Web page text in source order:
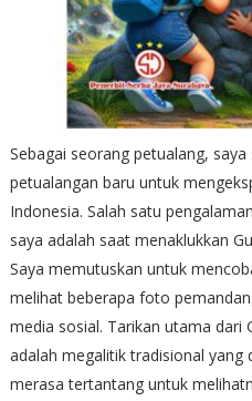
Sebagai seorang petualang,
petualangan baru untuk
Indonesia. Salah satu
saya adalah saat menaklukkan
Saya memutuskan untuk
melihat beberapa foto
media sosial. Tarikan utama dari
adalah megalitik tradisional yang
merasa tertantang untuk